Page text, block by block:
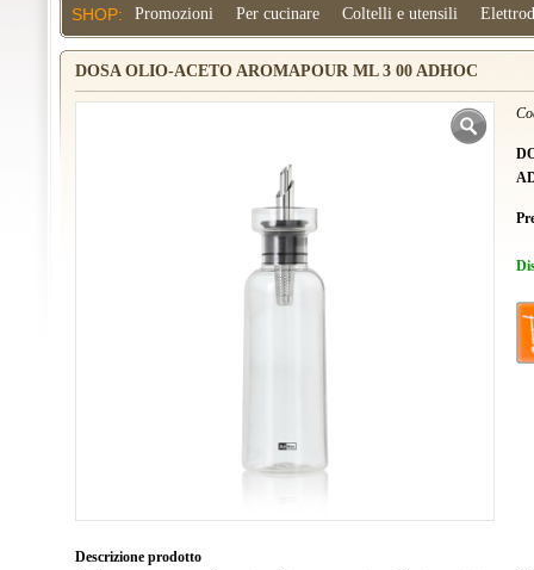
SHOP: Promozioni Per cucinare Coltelli e utensili
DOSA OLIO-ACETO AROMAPOUR ML 3 00 ADHOC
Descrizione prodotto